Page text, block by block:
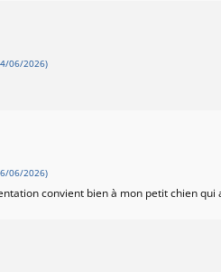
06/2026)
06/2026)
convient bien à mon petit chien